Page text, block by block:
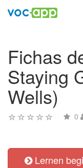
Fichas
Staying
Wells)
0
Lernen